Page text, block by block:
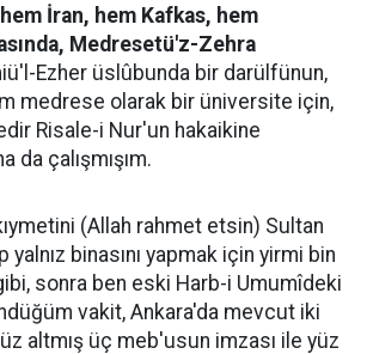
İran, hem Kafkas, hem
Medresetü'z-Zehra
Ezher üslûbunda bir darülfünun,
medrese olarak bir üniversite için,
Risale-i Nur'un hakaikine
da çalışmışım.
(Allah rahmet etsin) Sultan
yalnız binasını yapmak için yirmi bin
sonra ben eski Harb-i Umumîdeki
vakit, Ankara'da mevcut iki
altmış üç meb'usun imzası ile yüz